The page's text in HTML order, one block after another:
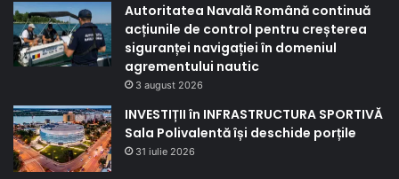
Autoritatea Navală Română continuă
acțiunile de control pentru creșterea
siguranței navigației în domeniul
agrementului nautic
3 august 2026
INVESTIȚII în INFRASTRUCTURA SPORTIVĂ
Sala Polivalentă își deschide porțile
31 iulie 2026